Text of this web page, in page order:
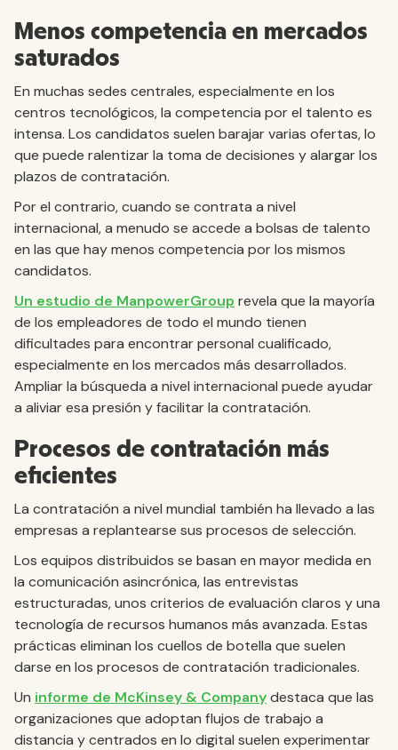
Menos competencia en mercados
saturados
En muchas sedes centrales, especialmente en los
centros tecnológicos, la competencia por el talento es
intensa. Los candidatos suelen barajar varias ofertas, lo
que puede ralentizar la toma de decisiones y alargar los
plazos de contratación.
Por el contrario, cuando se contrata a nivel
internacional, a menudo se accede a bolsas de talento
en las que hay menos competencia por los mismos
candidatos.
Un estudio de ManpowerGroup revela que la mayoría
de los empleadores de todo el mundo tienen
dificultades para encontrar personal cualificado,
especialmente en los mercados más desarrollados.
Ampliar la búsqueda a nivel internacional puede ayudar
a aliviar esa presión y facilitar la contratación.
Procesos de contratación más
eficientes
La contratación a nivel mundial también ha llevado a las
empresas a replantearse sus procesos de selección.
Los equipos distribuidos se basan en mayor medida en
la comunicación asincrónica, las entrevistas
estructuradas, unos criterios de evaluación claros y una
tecnología de recursos humanos más avanzada. Estas
prácticas eliminan los cuellos de botella que suelen
darse en los procesos de contratación tradicionales.
Un informe de McKinsey & Companydestaca que las
organizaciones que adoptan flujos de trabajo a
distancia y centrados en lo digital suelen experimentar